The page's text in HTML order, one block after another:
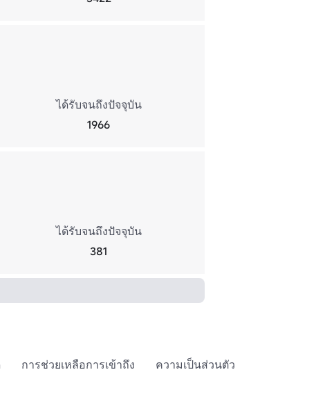
ได้รับจนถึงปัจจุบัน
1966
ได้รับจนถึงปัจจุบัน
381
การช่วยเหลือการเข้าถึง
ความเป็นส่วนตัว